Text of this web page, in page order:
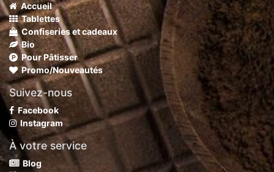
Accueil
Tablettes
Confiseries et cadeaux
Bio
Pour Pâtisser
Promo/Nouveautés
Suivez-nous
Facebook
Instagram
À votre service
Blog